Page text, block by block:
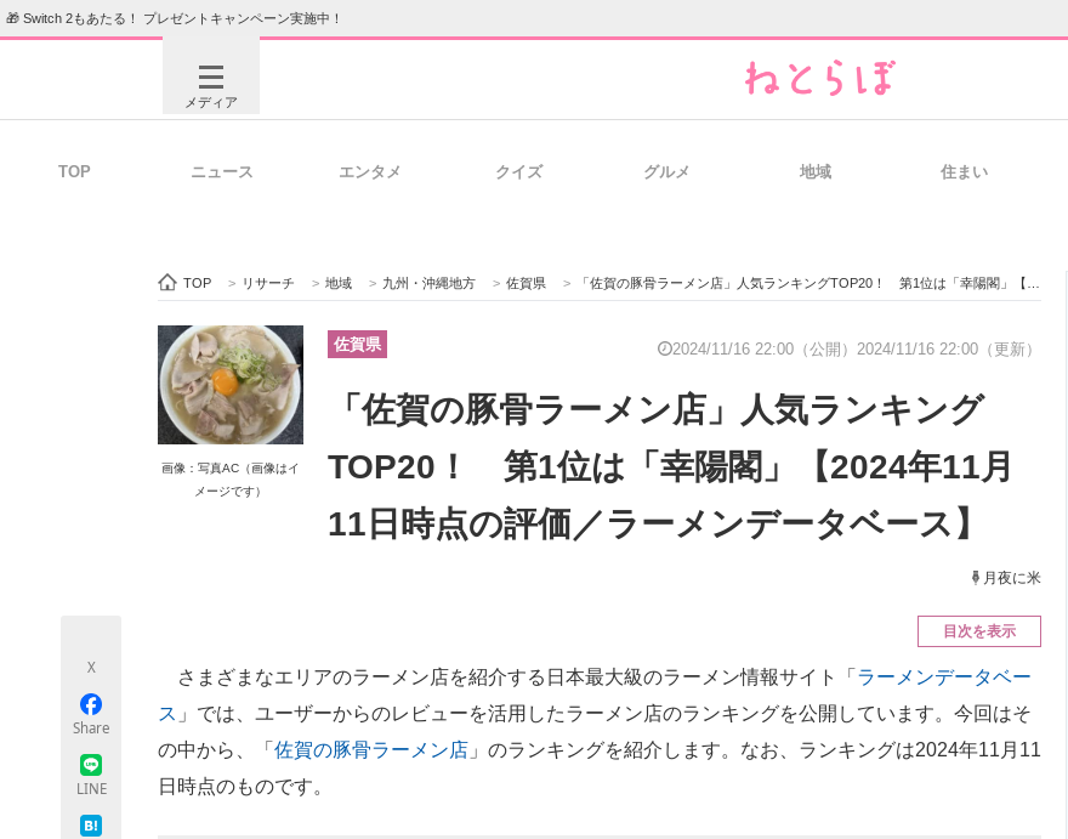
🎁 Switch 2もあたる！ プレゼントキャンペーン実施中！
メディア
ビジネスと働き方のヒント 経営リーダ
ITエンジニア向け専門サイト IT製品の技術・比較・事例 製造業のIT
エネルギー
ちょっと気になるネットの話題
TOP ニュース エンタメ クイズ グルメ 地域 住まい
TOP > リサーチ > 地域 > 九州・沖縄地方 > 佐賀県 > 「佐賀の豚骨ラーメン店」人気ランキングTOP20！ 第1位は「幸陽閣」【2024年11月11日時点の評価／ラーメンデータベース】
画像：写真AC（画像はイ
メージです）
佐賀県 2024/11/16 22:00（公開） 2024/11/16 22:00（更新）
「佐賀の豚骨ラーメン店」人気ランキング
TOP20！ 第1位は「幸陽閣」【2024年11月
11日時点の評価／ラーメンデータベース】
月夜に米
X
Share
LINE
目次を表示
さまざまなエリアのラーメン店を紹介する日本最大級のラーメン情報サイト「 ラーメンデータベー
ス 」では、ユーザーからのレビューを活用したラーメン店のランキングを公開しています。今回はそ
の中から、「 佐賀の豚骨ラーメン店 」のランキングを紹介します。なお、ランキングは2024年11月11
日時点のものです。